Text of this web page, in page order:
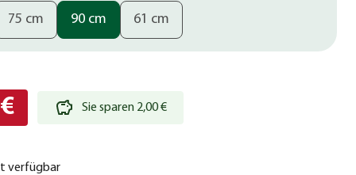
75 cm 90 cm 61 cm
Sie sparen 2,00 €
verfügbar